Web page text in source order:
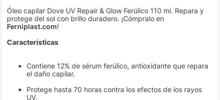
Óleo capilar Dove UV Repair & Glow Ferúlico 110 ml. Repara y
protege del sol con brillo duradero. ¡Cómpralo en
Ferniplast.com!
Características
Contiene 12% de sérum ferúlico, antioxidante que repara
el daño capilar.
Protege hasta 70 horas contra los efectos de los rayos
UV.